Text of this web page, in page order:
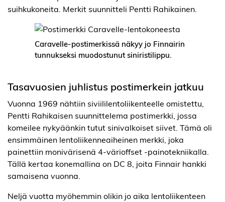
suihkukoneita. Merkit suunnitteli Pentti Rahikainen.
Caravelle-postimerkissä näkyy jo Finnairin
tunnukseksi muodostunut siniristilippu.
Tasavuosien juhlistus postimerkein jatkuu
Vuonna 1969 nähtiin siviililentoliikenteelle omistettu,
Pentti Rahikaisen suunnittelema postimerkki, jossa
komeilee nykyäänkin tutut sinivalkoiset siivet. Tämä oli
ensimmäinen lentoliikenneaiheinen merkki, joka
painettiin monivärisenä 4-värioffset -painotekniikalla.
Tällä kertaa konemallina on DC 8, joita Finnair hankki
samaisena vuonna.
Neljä vuotta myöhemmin olikin jo aika lentoliikenteen